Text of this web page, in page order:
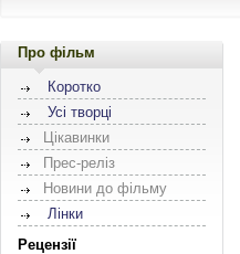
Про фільм
Коротко
Усі творці
Цікавинки
Прес-реліз
Новини до фільму
Лінки
Рецензії